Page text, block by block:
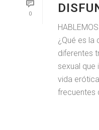
0
¿Qué es la
diferentes
sexual que
vida
frecuentes